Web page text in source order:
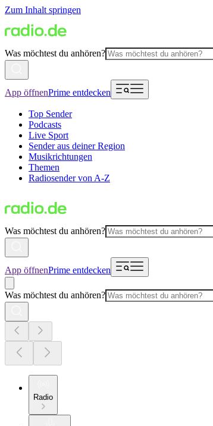
Zum Inhalt springen
Was möchtest du anhören?
App öffnenPrime entdecken
Top Sender
Podcasts
Live Sport
Sender aus deiner Region
Musikrichtungen
Themen
Radiosender von A-Z
Was möchtest du anhören?
App öffnenPrime entdecken
Was möchtest du anhören?
Radio